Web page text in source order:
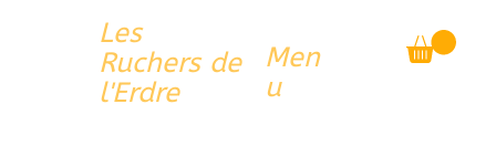
Men
u
Les
Ruchers de
l'Erdre